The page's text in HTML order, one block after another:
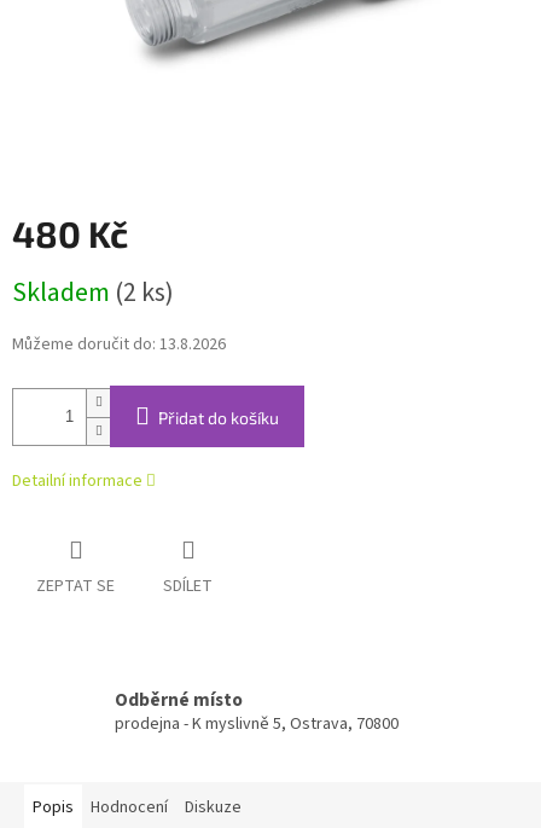
480 Kč
cena:
Skladem (2 ks)
Můžeme doručit do: 13.8.2026
Přidat do košíku
Detailní informace
ZEPTAT SE SDÍLET
Odběrné místo
prodejna - K myslivně 5, Ostrava, 70800
Popis Hodnocení Diskuze